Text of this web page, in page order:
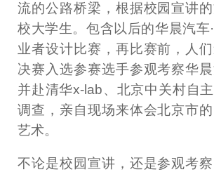
流的公路桥梁，根据校园宣讲
校大学生。包含以后的华晨汽车
业者设计比赛，再比赛前，人
决赛入选参赛选手参观考察华晨
并赴清华x-lab、北京中关村自
调查，亲自现场来体会北京市
艺术。
不论是校园宣讲，还是参观考